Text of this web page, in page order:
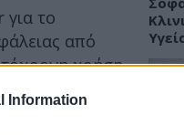
Information
για το
από
χρήση
/